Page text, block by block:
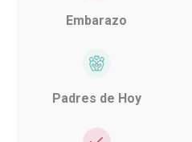
Embarazo
Padres de Hoy